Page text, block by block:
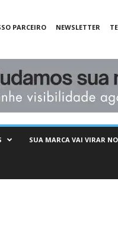
PARCEIRO NEWSLETTER
SUA MARCA VAI VIRAR